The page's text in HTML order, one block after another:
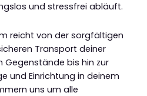
und stressfrei abläuft.
reicht von der sorgfältigen
Transport deiner
Gegenstände bis hin zur
und Einrichtung in deinem
uns um alle